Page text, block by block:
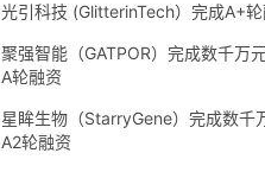
光引科技 (GlitterinTech）完成A+轮
聚强智能（GATPOR）完成数千万
A轮融资
星眸生物（StarryGene）完成数千
A2轮融资